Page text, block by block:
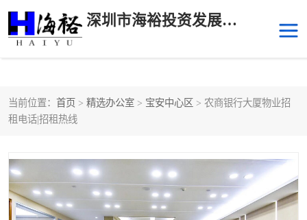
深圳市海裕投资发展有限公司
当前位置： 首页 > 精选办公室 > 宝安中心区 > 农商银行大厦物业招
租电话|招租热线
后海
前海 深圳湾科技生态园